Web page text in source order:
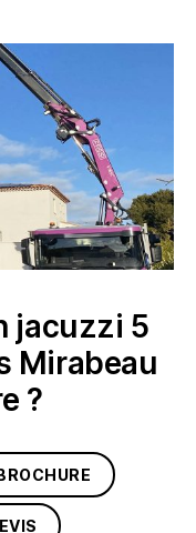
jacuzzi 5
Mirabeau
?